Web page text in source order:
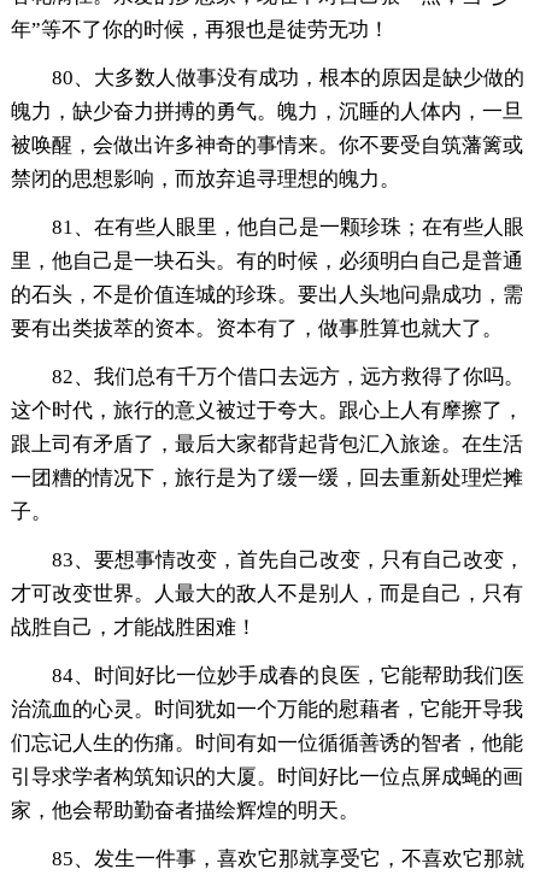
年”等不了你的时候，再狠也是徒劳无功！
80、大多数人做事没有成功，根本的原因是缺少做的
魄力，缺少奋力拼搏的勇气。魄力，沉睡的人体内，一旦
被唤醒，会做出许多神奇的事情来。你不要受自筑藩篱或
禁闭的思想影响，而放弃追寻理想的魄力。
81、在有些人眼里，他自己是一颗珍珠；在有些人眼
里，他自己是一块石头。有的时候，必须明白自己是普通
的石头，不是价值连城的珍珠。要出人头地问鼎成功，需
要有出类拔萃的资本。资本有了，做事胜算也就大了。
82、我们总有千万个借口去远方，远方救得了你吗。
这个时代，旅行的意义被过于夸大。跟心上人有摩擦了，
跟上司有矛盾了，最后大家都背起背包汇入旅途。在生活
一团糟的情况下，旅行是为了缓一缓，回去重新处理烂摊
子。
83、要想事情改变，首先自己改变，只有自己改变，
才可改变世界。人最大的敌人不是别人，而是自己，只有
战胜自己，才能战胜困难！
84、时间好比一位妙手成春的良医，它能帮助我们医
治流血的心灵。时间犹如一个万能的慰藉者，它能开导我
们忘记人生的伤痛。时间有如一位循循善诱的智者，他能
引导求学者构筑知识的大厦。时间好比一位点屏成蝇的画
家，他会帮助勤奋者描绘辉煌的明天。
85、发生一件事，喜欢它那就享受它，不喜欢它那就